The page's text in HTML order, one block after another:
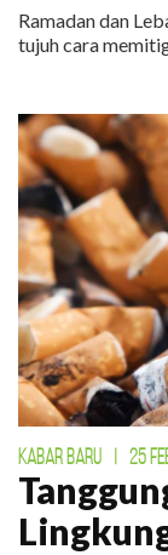
Ramadan dan
tujuh cara
KABAR BARU 25